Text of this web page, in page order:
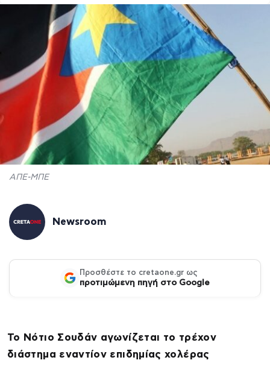
ΑΠΕ-ΜΠΕ
Newsroom
Προσθέστε το cretaone.gr ως
προτιμώμενη πηγή στο Google
Το Νότιο Σουδάν αγωνίζεται το τρέχον
διάστημα εναντίον επιδημίας χολέρας